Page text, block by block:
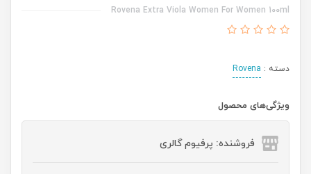
Rovena Extra Viola Women For Women 100ml
دسته : Rovena
ویژگی‌های محصول
فروشنده: پرفیوم گالری